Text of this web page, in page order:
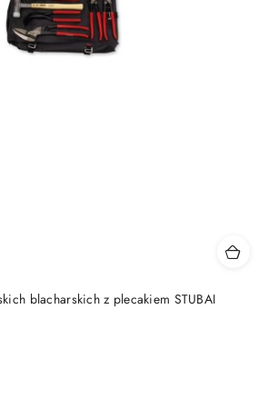
blacharskich z plecakiem STUBAI